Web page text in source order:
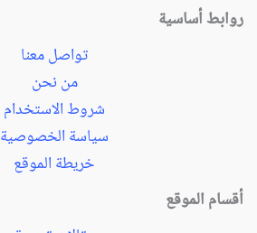
روابط أساسية
تواصل معنا
من نحن
شروط الاستخدام
سياسة الخصوصية
خريطة الموقع
أقسام الموقع